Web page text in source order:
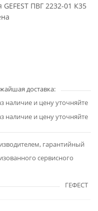
ПВГ 2232-01 К35
доставка:
наличие и цену уточняйте
наличие и цену уточняйте
гарантийный
сервисного
ГЕФЕСТ